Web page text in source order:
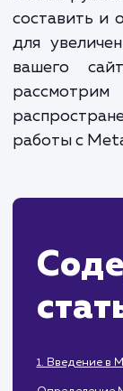
Meta
В этом
составить
для
вашего